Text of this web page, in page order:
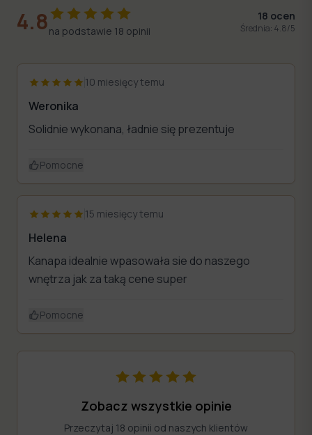
4.8na podstawie 18 opinii
18 ocen
Średnia: 4.8/5
10 miesięcy temu
Weronika
Solidnie wykonana, ładnie się prezentuje
Pomocne
15 miesięcy temu
Helena
Kanapa idealnie wpasowała sie do naszego
wnętrza jak za taką cene super
Pomocne
Zobacz wszystkie opinie
Przeczytaj 18 opinii od naszych klientów